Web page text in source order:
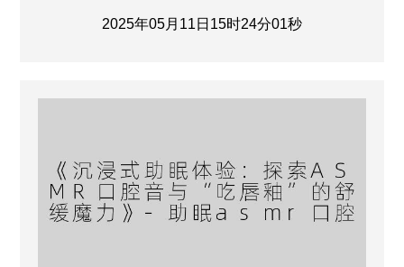
2025年05月11日15时24分01秒